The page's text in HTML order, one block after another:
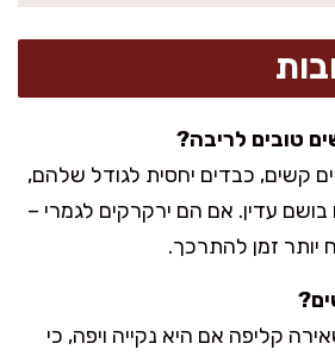
טובים לריבה?
קשים, כבדים יחסית לגודל שלהם,
בושם עדין. אם הם ירקרקים לגמרי –
יותר זמן להתרכך.
קליפה אם היא נקייה ויפה, כי